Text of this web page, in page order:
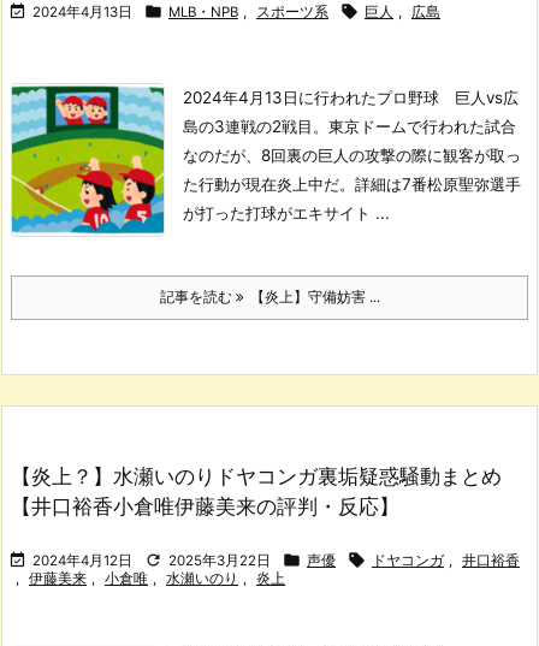
 2024年4月13日  MLB・NPB , スポーツ系  巨人 , 広島
2024年4月13日に行われたプロ野球 巨人vs広
島の3連戦の2戦目。 東京ドームで行われた試合
なのだが、8回裏の巨人の攻撃の際に観客が取っ
た行動が現在炎上中だ。 詳細は7番松原聖弥選手
が打った打球がエキサイト ...
記事を読む 【炎上】守備妨害 ...
【炎上？】水瀬いのりドヤコンガ裏垢疑惑騒動まとめ
【井口裕香小倉唯伊藤美来の評判・反応】
 2024年4月12日  2025年3月22日  声優  ドヤコンガ ,
井口裕香
,
伊藤美来 , 小倉唯 , 水瀬いのり , 炎上